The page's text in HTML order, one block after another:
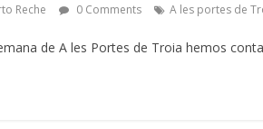
Reche 0 Comments A les portes de
de A les Portes de Troia hemos